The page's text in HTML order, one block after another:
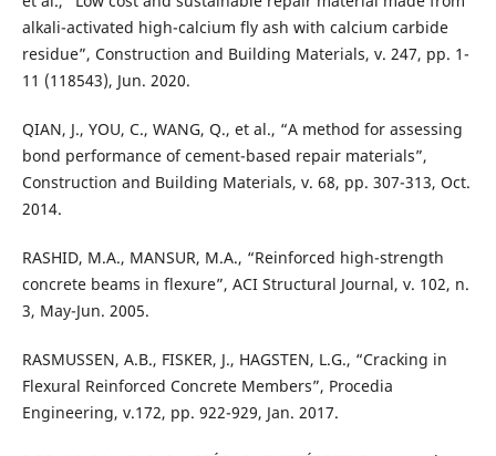
alkali-activated high-calcium fly ash with calcium carbide
residue”, Construction and Building Materials, v. 247, pp. 1-
11 (118543), Jun. 2020.
QIAN, J., YOU, C., WANG, Q., et al., “A method for assessing
bond performance of cement-based repair materials”,
Construction and Building Materials, v. 68, pp. 307-313, Oct.
2014.
RASHID, M.A., MANSUR, M.A., “Reinforced high-strength
concrete beams in flexure”, ACI Structural Journal, v. 102, n.
3, May-Jun. 2005.
RASMUSSEN, A.B., FISKER, J., HAGSTEN, L.G., “Cracking in
Flexural Reinforced Concrete Members”, Procedia
Engineering, v.172, pp. 922-929, Jan. 2017.